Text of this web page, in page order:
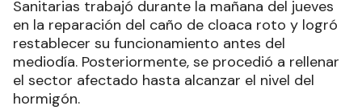
Sanitarias trabajó durante la mañana del jueves
en la reparación del caño de cloaca roto y logró
restablecer su funcionamiento antes del
mediodía. Posteriormente, se procedió a rellenar
el sector afectado hasta alcanzar el nivel del
hormigón.